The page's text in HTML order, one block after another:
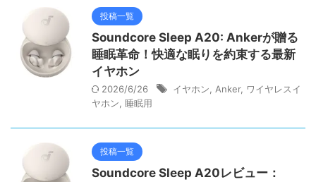
投稿一覧
Soundcore Sleep A20: Ankerが贈る
睡眠革命！快適な眠りを約束する最新
イヤホン
2026/6/26 イヤホン Anker, ワイヤレスイ
ヤホン 睡眠用
投稿一覧
Soundcore Sleep A20レビュー：